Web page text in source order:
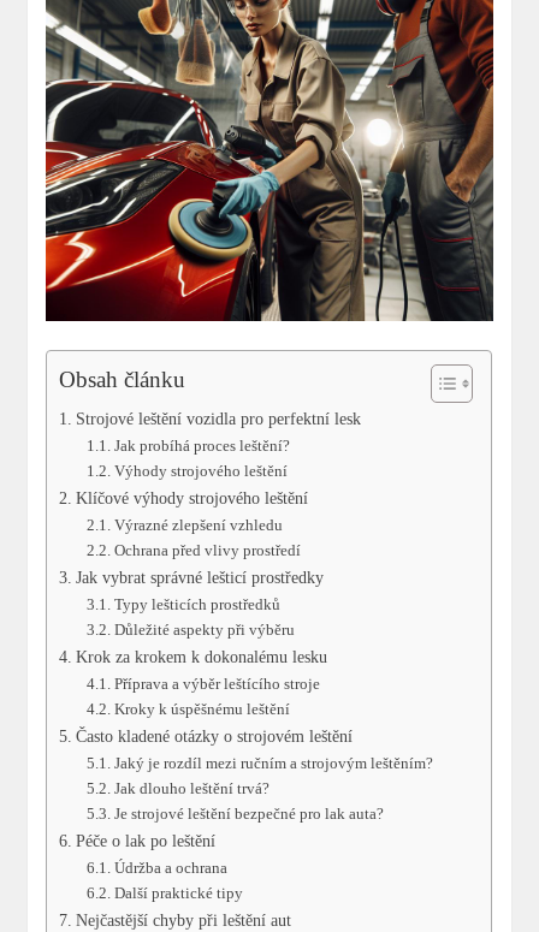
Obsah článku
Strojové⁢ leštění⁢ vozidla pro ‍perfektní lesk
Jak probíhá proces leštění?
Výhody strojového⁢ leštění
Klíčové výhody‍ strojového leštění
Výrazné zlepšení vzhledu
Ochrana před vlivy ⁤prostředí
Jak vybrat správné lešticí prostředky
Typy lešticích prostředků
Důležité aspekty při výběru
Krok za ⁤krokem k ⁣dokonalému lesku
Příprava a výběr ⁣leštícího stroje
Kroky k úspěšnému leštění
Často kladené​ otázky o​ strojovém leštění
Jaký je rozdíl ‍mezi ručním a strojovým leštěním?
Jak dlouho ​leštění ⁤trvá?
Je strojové leštění⁣ bezpečné pro lak auta?
Péče o lak po leštění
Údržba a ochrana
Další praktické tipy
Nejčastější chyby při leštění aut